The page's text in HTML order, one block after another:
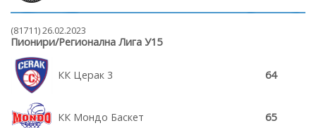
(81711) 26.02.2023
Пионири/Регионална Лига У15
КК Церак 3 64
КК Мондо Баскет 65